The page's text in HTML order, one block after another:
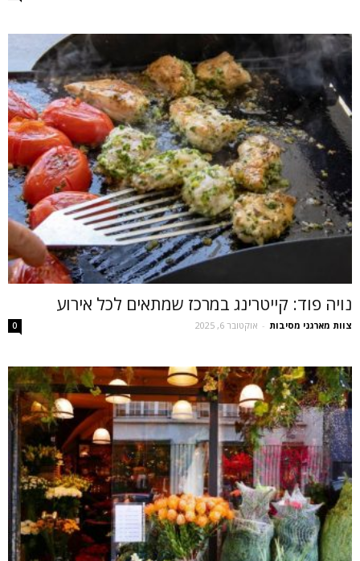
נויה פוד: קייטרינג במרכז שמתאים לכל אירוע
צוות מארגני מסיבות - אוקטובר 6, 2025 0